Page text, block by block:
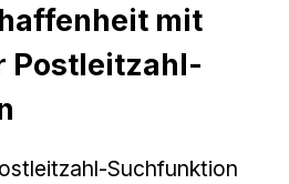
mit
Postleitzahl-
Suchfunktion